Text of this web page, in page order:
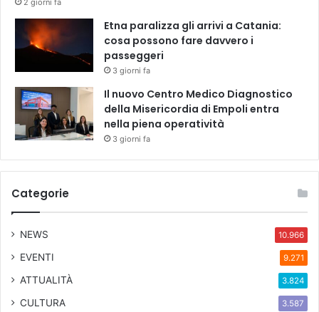
Etna paralizza gli arrivi a Catania:
cosa possono fare davvero i
passeggeri
3 giorni fa
Il nuovo Centro Medico Diagnostico
della Misericordia di Empoli entra
nella piena operatività
3 giorni fa
Categorie
NEWS 10.966
EVENTI 9.271
ATTUALITÀ 3.824
CULTURA 3.587